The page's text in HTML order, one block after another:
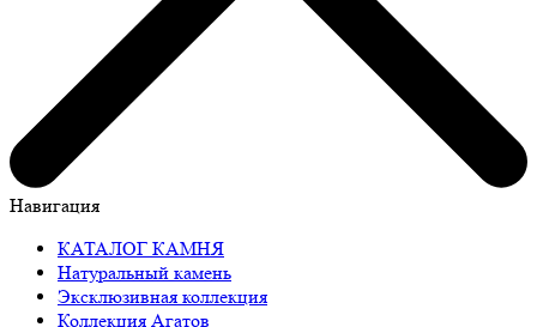
Навигация
КАТАЛОГ КАМНЯ
Натуральный камень
Эксклюзивная коллекция
Коллекция Агатов